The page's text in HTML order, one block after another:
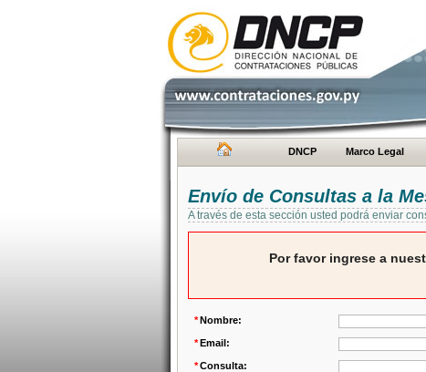
DNCP Marco Legal
Envío de Consultas a la
A través de esta sección usted podrá enviar
Por favor ingrese a
*Nombre:
*Email:
*Consulta: